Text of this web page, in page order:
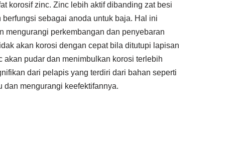
korosif zinc. Zinc lebih aktif dibanding zat besi
sebagai anoda untuk baja. Hal ini
mengurangi perkembangan dan penyebaran
akan korosi dengan cepat bila ditutupi lapisan
pudar dan menimbulkan korosi terlebih
dari pelapis yang terdiri dari bahan seperti
dan mengurangi keefektifannya.